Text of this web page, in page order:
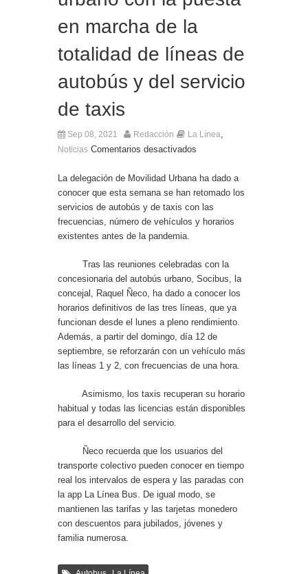
El Ministro Principal da la bienvenida a la nueva
Ministra británica para los Territorios de Ultramar
en marcha de la
totalidad de líneas de
autobús y del servicio
de taxis
Sep 08, 2021 Redacción La Línea,
Noticias Comentarios desactivados
La delegación de Movilidad Urbana ha dado a
conocer que esta semana se han retomado los
servicios de autobús y de taxis con las
frecuencias, número de vehículos y horarios
existentes antes de la pandemia.
Tras las reuniones celebradas con la
concesionaria del autobús urbano, Socibus, la
concejal, Raquel Ñeco, ha dado a conocer los
horarios definitivos de las tres líneas, que ya
funcionan desde el lunes a pleno rendimiento.
Además, a partir del domingo, día 12 de
septiembre, se reforzarán con un vehículo más
las líneas 1 y 2, con frecuencias de una hora.
Asimismo, los taxis recuperan su horario
habitual y todas las licencias están disponibles
para el desarrollo del servicio.
Ñeco recuerda que los usuarios del
transporte colectivo pueden conocer en tiempo
real los intervalos de espera y las paradas con
la app La Línea Bus. De igual modo, se
mantienen las tarifas y las tarjetas monedero
con descuentos para jubilados, jóvenes y
familia numerosa.